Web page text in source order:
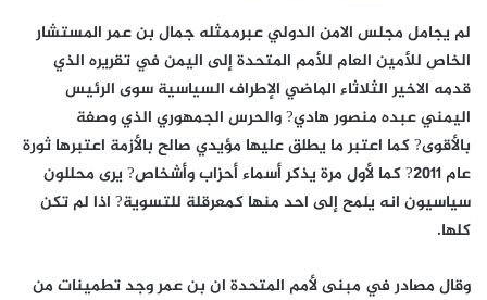
لم يجامل مجلس الامن الدولي عبرممثله جمال بن عمر المستشار
الخاص للأمين العام للأمم المتحدة إلى اليمن في تقريره الذي
قدمه الاخير الثلاثاء الماضي الإطراف السياسية سوى الرئيس
اليمني عبده منصور هادي? والحرس الجمهوري الذي وصفة
بالأقوى? كما اعتبر ما يطلق عليها مؤيدي صالح بالأزمة اعتبرها ثورة
عام 2011? كما لأول مرة يذكر أسماء أحزاب وأشخاص? يرى محللون
سياسيون انه يلمح إلى احد منها كمعرقلة للتسوية? اذا لم تكن
كلها.
وقال مصادر في مبنى لأمم المتحدة ان بن عمر وجد تطمينات من